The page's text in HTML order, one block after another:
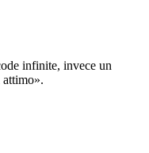
infinite, invece un